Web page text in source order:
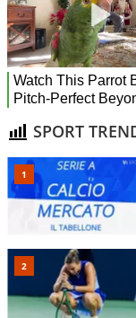
SPORT